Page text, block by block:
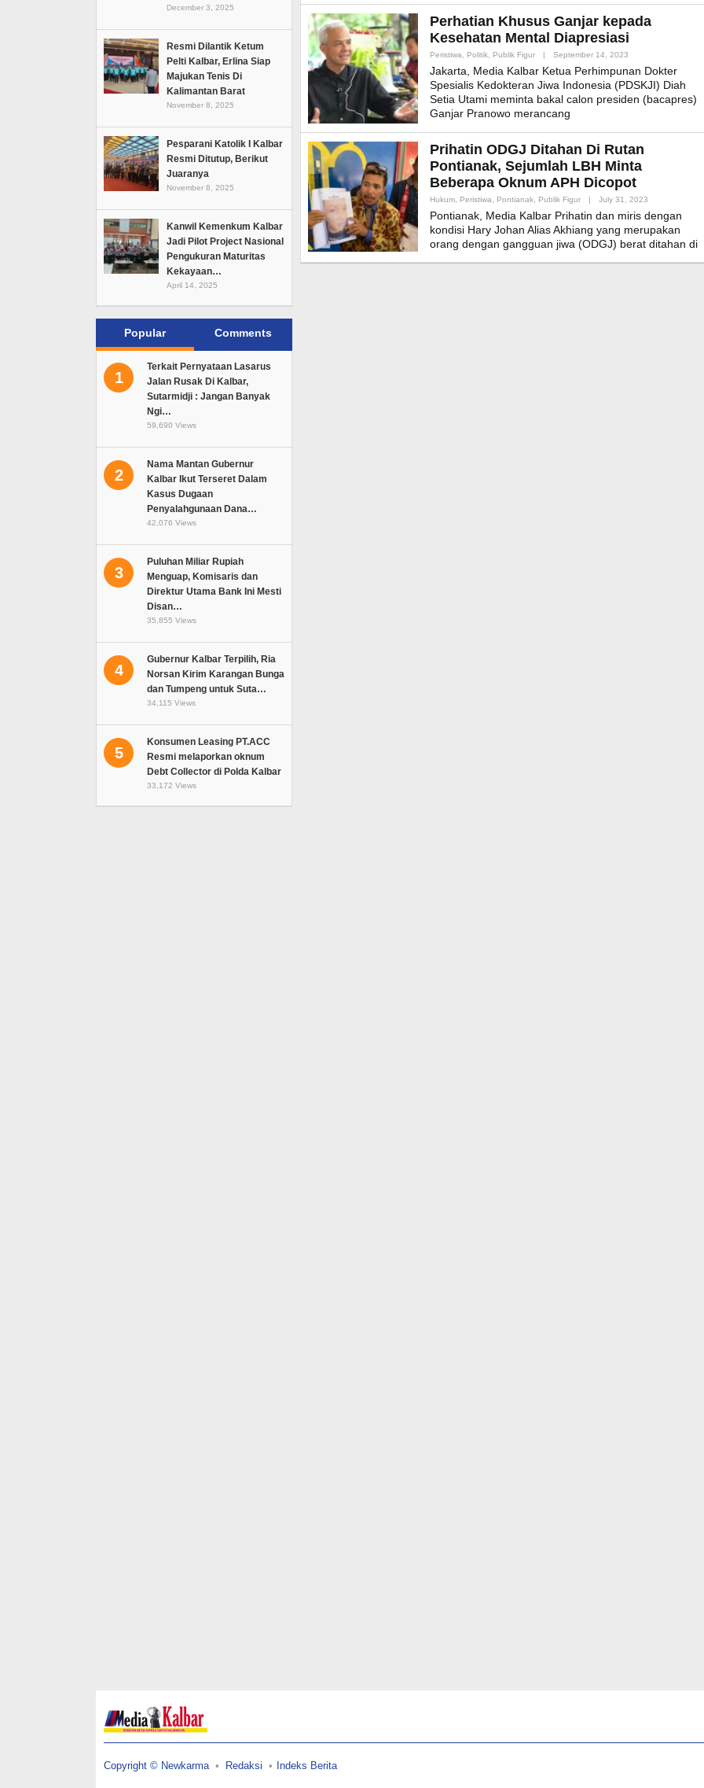
December 3, 2025
Resmi Dilantik Ketum
Pelti Kalbar, Erlina Siap
Majukan Tenis Di
Kalimantan Barat
November 8, 2025
Pesparani Katolik I Kalbar
Resmi Ditutup, Berikut
Juaranya
November 8, 2025
Kanwil Kemenkum Kalbar
Jadi Pilot Project Nasional
Pengukuran Maturitas
Kekayaan…
April 14, 2025
Popular Comments
1
Terkait Pernyataan Lasarus
Jalan Rusak Di Kalbar,
Sutarmidji : Jangan Banyak
Ngi…
59,690 Views
2
Nama Mantan Gubernur
Kalbar Ikut Terseret Dalam
Kasus Dugaan
Penyalahgunaan Dana…
42,076 Views
3
Puluhan Miliar Rupiah
Menguap, Komisaris dan
Direktur Utama Bank Ini Mesti
Disan…
35,855 Views
4
Gubernur Kalbar Terpilih, Ria
Norsan Kirim Karangan Bunga
dan Tumpeng untuk Suta…
34,115 Views
5
Konsumen Leasing PT.ACC
Resmi melaporkan oknum
Debt Collector di Polda Kalbar
33,172 Views
Perhatian Khusus Ganjar kepada
Kesehatan Mental Diapresiasi
Peristiwa, Politik, Publik Figur | September 14, 2023
Jakarta, Media Kalbar Ketua Perhimpunan Dokter
Spesialis Kedokteran Jiwa Indonesia (PDSKJI) Diah
Setia Utami meminta bakal calon presiden (bacapres)
Ganjar Pranowo merancang
Prihatin ODGJ Ditahan Di Rutan
Pontianak, Sejumlah LBH Minta
Beberapa Oknum APH Dicopot
Hukum, Peristiwa, Pontianak, Publik Figur | July 31, 2023
Pontianak, Media Kalbar Prihatin dan miris dengan
kondisi Hary Johan Alias Akhiang yang merupakan
orang dengan gangguan jiwa (ODGJ) berat ditahan di
Copyright © Newkarma Redaksi Indeks Berita